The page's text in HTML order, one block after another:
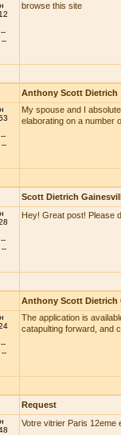
browse this site
Anthony Scott Dietrich
My spouse and I
elaborating on a number
Scott Dietrich
Hey! Great post! Please
Anthony Scott Dietrich
The application is
catapulting forward, and
Request
Votre vitrier Paris 12eme